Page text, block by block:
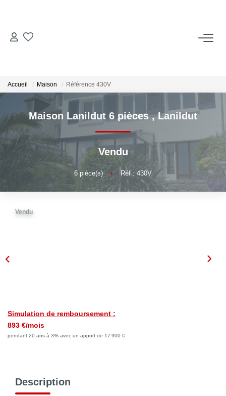
ACHETER
LOUER
Locations Saisonnières
ESTIMER
Accueil Maison Référence 430V
Maison Lanildut 6 pièces,Lanildut
Vendu
6 pièce(s) • Réf : 430V
Vendu
Simulation de remboursement :
893 €/mois
pendant 20 ans à 3% avec un apport de 17 900 €
Description